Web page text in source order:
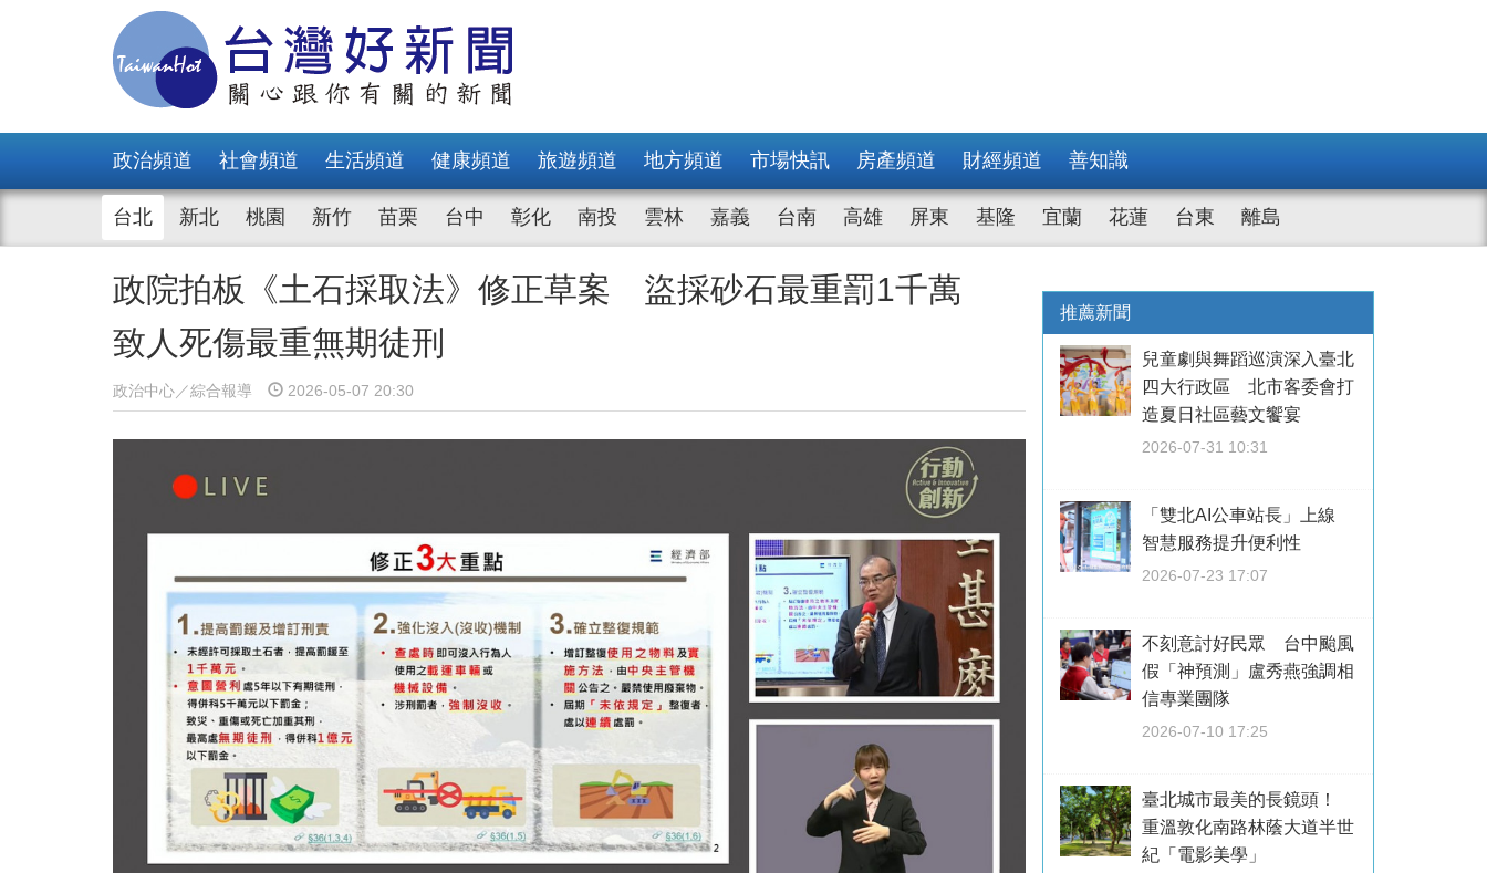
政治頻道 社會頻道 生活頻道 健康頻道 旅遊頻道 地方頻道 市場快訊 房產頻道 財經頻道 善知識
台北 新北 桃園 新竹 苗栗 台中 彰化 南投 雲林 嘉義 台南 高雄 屏東 基隆 宜蘭 花蓮 台東 離島
政院拍板《土石採取法》修正草案 盜採砂石最重罰1千萬
致人死傷最重無期徒刑
政治中心／綜合報導 2026-05-07 20:30
推薦新聞
兒童劇與舞蹈巡演深入臺北
四大行政區 北市客委會打
造夏日社區藝文饗宴
2026-07-31 10:31
「雙北AI公車站長」上線
智慧服務提升便利性
2026-07-23 17:07
不刻意討好民眾 台中颱風
假「神預測」盧秀燕強調相
信專業團隊
2026-07-10 17:25
臺北城市最美的長鏡頭！
重溫敦化南路林蔭大道半世
紀「電影美學」